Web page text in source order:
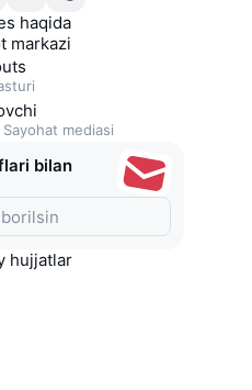
haqida
markazi
mediasi
bilan
hujjatlar